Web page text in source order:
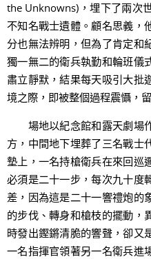
the Unknowns)，埋下了兩次
不知名戰士遺體。顧名思義，
分也無法辨明，但為了肯定和
獨一無二的衛兵執勤和輪班儀
肅立靜默，結果每天吸引大批
境之際，即被整個過程震懾，
場地以紀念館和露天劇場
方，中間地下埋葬了三名戰士
墊上，一名持槍衛兵在來回巡
必須是二十一步，每次九十度
差，因為這是二十一響禮炮的
的步伐、轉身和槍枝的擺動，
時發出鏗鏘清脆的響聲，卻又
一名指揮官領著另一名衛兵進